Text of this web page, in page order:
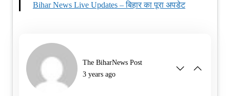
Bihar News Live Updates – बिहार का पूरा अपडेट
The BiharNews Post
3 years ago